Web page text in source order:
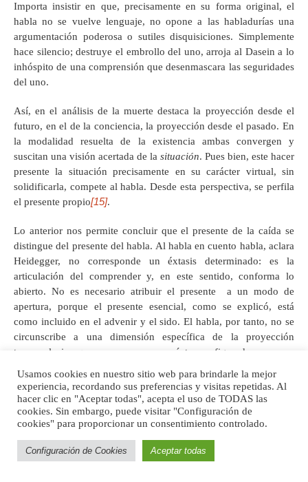
Importa insistir en que, precisamente en su forma original, el
habla no se vuelve lenguaje, no opone a las habladurías una
argumentación poderosa o sutiles disquisiciones. Simplemente
hace silencio; destruye el embrollo del uno, arroja al Dasein a lo
inhóspito de una comprensión que desenmascara las seguridades
del uno.
Así, en el análisis de la muerte destaca la proyección desde el
futuro, en el de la conciencia, la proyección desde el pasado. En
la modalidad resuelta de la existencia ambas convergen y
suscitan una visión acertada de la situación. Pues bien, este hacer
presente la situación precisamente en su carácter virtual, sin
solidificarla, compete al habla. Desde esta perspectiva, se perfila
el presente propio[15].
Lo anterior nos permite concluir que el presente de la caída se
distingue del presente del habla. Al habla en cuento habla, aclara
Heidegger, no corresponde un éxtasis determinado: es la
articulación del comprender y, en este sentido, conforma lo
abierto. No es necesario atribuir el presente a un modo de
apertura, porque el presente esencial, como se explicó, está
como incluido en el advenir y el sido. El habla, por tanto, no se
circunscribe a una dimensión específica de la proyección
temporal, sino que opera como su carácter configurador.
La relación entre habla y presente se debe, más bien, a un
elemento que, aunque la acompaña, no es su esencia, a saber, su
estado de expresada. Esta afirmación de Heidegger reafirma la
hipótesis de que la connotación de presente, más que al habla, se
refiere al lenguaje que, a su vez, se funda en el
como el habla se expresa de factoordinariamente en el lenguaje
Usamos cookies en nuestro sitio web para brindarle la mejor
experiencia, recordando sus preferencias y visitas repetidas. Al
hacer clic en "Aceptar todas", acepta el uso de TODAS las
cookies. Sin embargo, puede visitar "Configuración de
cookies" para proporcionar un consentimiento controlado.
Configuración de Cookies Aceptar todas